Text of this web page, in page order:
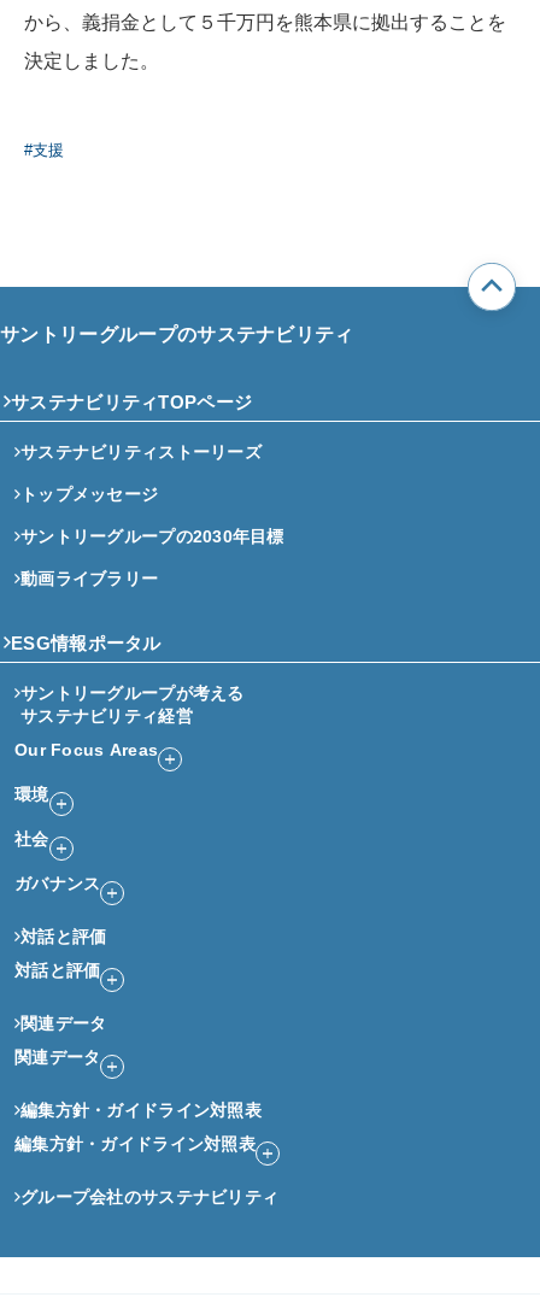
から、義捐金として５千万円を熊本県に拠出することを
決定しました。
#支援
サントリーグループのサステナビリティ
サステナビリティTOPページ
サステナビリティストーリーズ
トップメッセージ
サントリーグループの2030年目標
動画ライブラリー
ESG情報ポータル
サントリーグループが考える
サステナビリティ経営
Our Focus Areas
環境
社会
ガバナンス
対話と評価
対話と評価
関連データ
関連データ
編集方針・ガイドライン対照表
編集方針・ガイドライン対照表
グループ会社のサステナビリティ